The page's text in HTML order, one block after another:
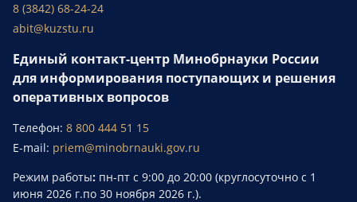
8 (3842) 68-24-24
abit@kuzstu.ru
Единый контакт-центр Минобрнауки России
для информирования поступающих и решения
оперативных вопросов
Телефон: 8 800 444 51 15
E-mail: priem@minobrnauki.gov.ru
Режим работы: пн-пт с 9:00 до 20:00 (круглосуточно с 1
июня 2026 г.по 30 ноября 2026 г.).